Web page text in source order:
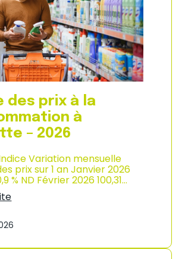
n
d
e
l
’
i
n
d
u
s
t
r
i
–
2
0
6
r
i
x
à
l
a
c
o
n
s
o
m
a
t
i
n
n
M
des prix à la
à
– 2026
Variation mensuelle
prix sur 1 an Janvier 2026
% ND Février 2026 100,31…
n
i